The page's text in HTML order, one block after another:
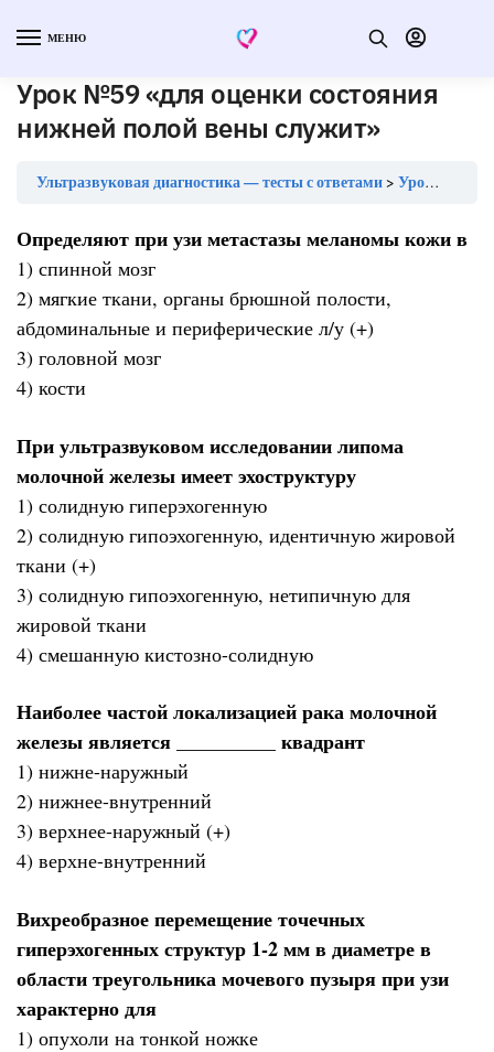
МЕНЮ
Урок №59 «для оценки состояния
нижней полой вены служит»
Ультразвуковая диагностика — тесты с ответами Урок №59 «для оценки состояния нижней полой вены служит»
Определяют при узи метастазы меланомы кожи в
1) спинной мозг
2) мягкие ткани, органы брюшной полости,
абдоминальные и периферические л/у (+)
3) головной мозг
4) кости
При ультразвуковом исследовании липома
молочной железы имеет эхоструктуру
1) солидную гиперэхогенную
2) солидную гипоэхогенную, идентичную жировой
ткани (+)
3) солидную гипоэхогенную, нетипичную для
жировой ткани
4) смешанную кистозно-солидную
Наиболее частой локализацией рака молочной
железы является __________ квадрант
1) нижне-наружный
2) нижнее-внутренний
3) верхнее-наружный (+)
4) верхне-внутренний
Вихреобразное перемещение точечных
гиперэхогенных структур 1-2 мм в диаметре в
области треугольника мочевого пузыря при узи
характерно для
1) опухоли на тонкой ножке